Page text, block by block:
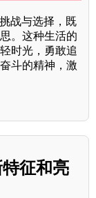
战与选择，既
。这种生活的
时光，勇敢追
斗的精神，激
征和亮